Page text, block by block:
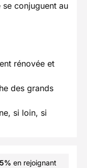
conjuguent au
rénovée et
des grands
si loin, si
en rejoignant